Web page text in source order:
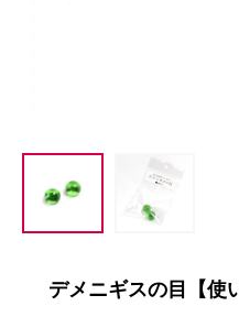
デメニギスの目【使